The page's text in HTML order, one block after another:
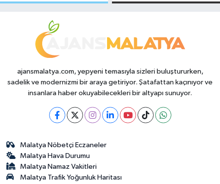
Makas Ne
Temmuz 2026
ajansmalatya.com, yepyeni temasıyla sizleri buluştururken,
sadelik ve modernizmi bir araya getiriyor. Şatafattan kaçınıyor ve
insanlara haber okuyabilecekleri bir altyapı sunuyor.
Malatya Nöbetçi Eczaneler
Malatya Hava Durumu
Malatya Namaz Vakitleri
Malatya Trafik Yoğunluk Haritası